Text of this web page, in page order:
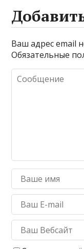
Ваш адрес email
Обязательные